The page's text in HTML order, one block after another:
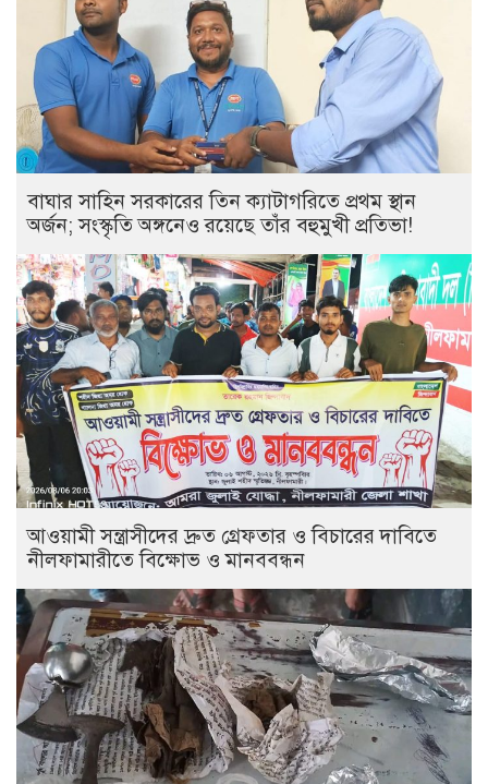
বাঘার সাহিন সরকারের তিন ক্যাটাগরিতে প্রথম স্থান
অর্জন; সংস্কৃতি অঙ্গনেও রয়েছে তাঁর বহুমুখী প্রতিভা!
আওয়ামী সন্ত্রাসীদের দ্রুত গ্রেফতার ও বিচারের দাবিতে
নীলফামারীতে বিক্ষোভ ও মানববন্ধন